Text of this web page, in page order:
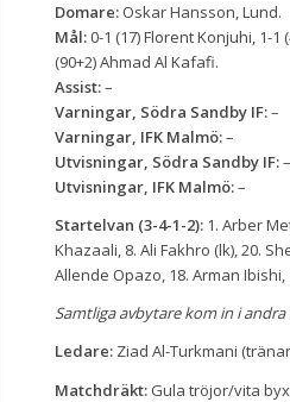
Domare:Oskar Hansson, Lund.
Mål:0-1 (17) Florent Konjuhi, 1-1
(90+2) Ahmad Al Kafafi.
Assist:–
Varningar, Södra Sandby IF:–
Varningar, IFK Malmö:–
Utvisningar, Södra Sandby IF:–
Utvisningar, IFK Malmö:–
Startelvan (3-4-1-2):1. Arber
Khazaali, 8. Ali Fakhro (lk), 20.
Allende Opazo, 18. Arman Ibishi,
Samtliga avbytare kom in i andra
Ledare:Ziad Al-Turkmani
Matchdräkt:Gula tröjor/vita